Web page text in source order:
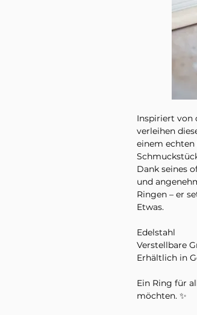
Inspiriert von
verleihen
einem echten
Dank seines
und
Ringen – er
Etwas.
Edelstahl
Verstellbare
Erhältlich in
Ein Ring für
möchten. ✨